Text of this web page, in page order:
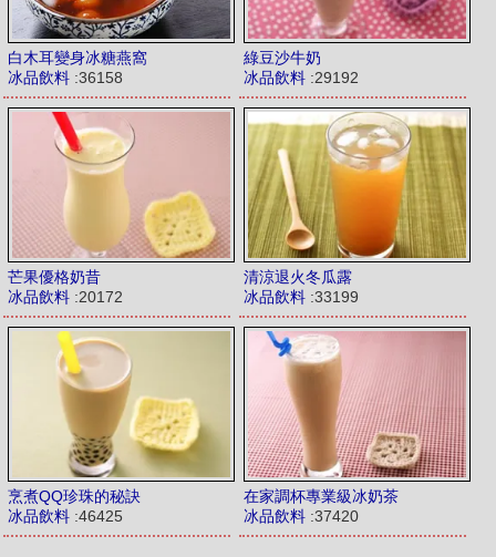
白木耳變身冰糖燕窩
冰品飲料 :36158
綠豆沙牛奶
冰品飲料 :29192
芒果優格奶昔
冰品飲料 :20172
清涼退火冬瓜露
冰品飲料 :33199
烹煮QQ珍珠的秘訣
冰品飲料 :46425
在家調杯專業級冰奶茶
冰品飲料 :37420